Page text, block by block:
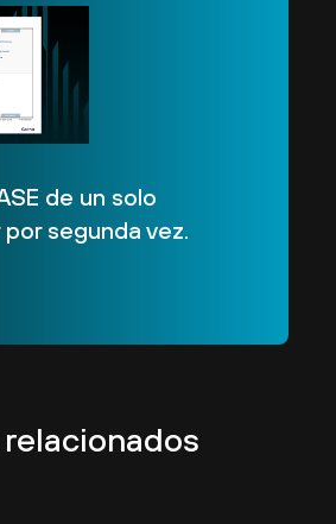
de un solo
segunda vez.